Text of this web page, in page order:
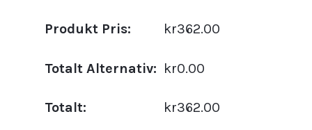
Produkt Pris: kr362.00
Totalt Alternativ: kr0.00
Totalt: kr362.00